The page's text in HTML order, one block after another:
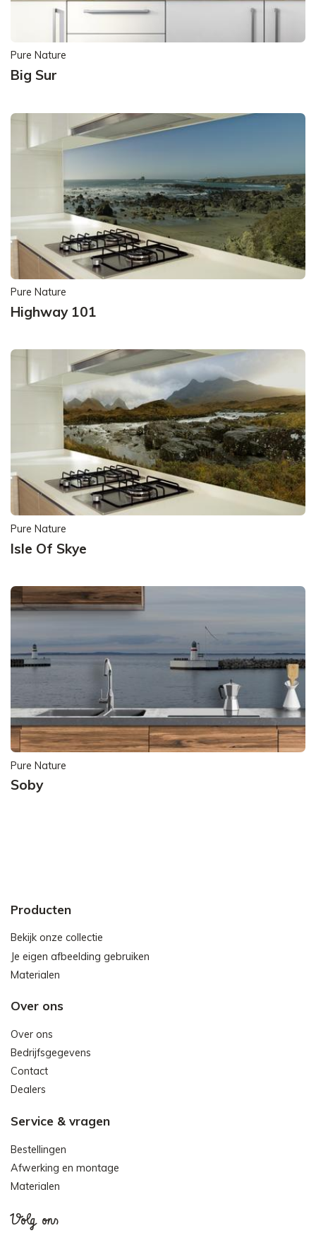
Pure Nature
Big Sur
Pure Nature
Highway 101
Pure Nature
Isle Of Skye
Pure Nature
Soby
Producten
Bekijk onze collectie
Je eigen afbeelding gebruiken
Materialen
Over ons
Over ons
Bedrijfsgegevens
Contact
Dealers
Service & vragen
Bestellingen
Afwerking en montage
Materialen
Volg ons